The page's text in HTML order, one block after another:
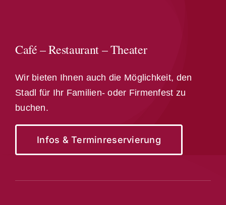
Café – Restaurant – Theater
Wir bieten Ihnen auch die Möglichkeit, den
Stadl für Ihr Familien- oder Firmenfest zu
buchen.
Infos & Terminreservierung